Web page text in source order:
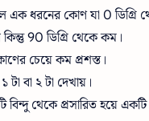
এক ধরনের কোণ যা 0 ডিগ্রি
কিন্তু 90 ডিগ্রি থেকে কম।
চেয়ে কম প্রশস্ত।
টা বা ২ টা দেখায়।
বিন্দু থেকে প্রসারিত হয়ে